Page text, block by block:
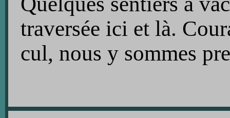
traversée ici et là.
cul, nous y sommes